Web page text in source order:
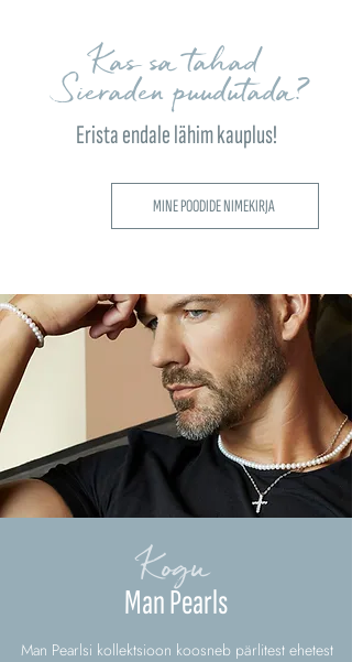
Kas sa tahad
Sieraden puudutada?
Erista endale lähim kauplus!
MINE POODIDE NIMEKIRJA
Kogu
Man Pearls
Man Pearlsi kollektsioon koosneb pärlitest ehetest